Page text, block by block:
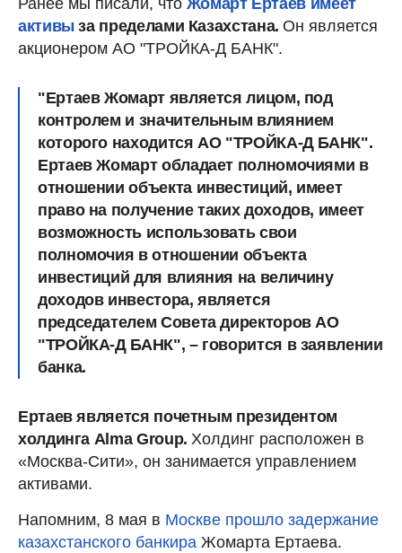
Ранее мы писали, что Жомарт Ертаев имеет
активыза пределами Казахстана.Он является
акционером АО "ТРОЙКА-Д БАНК".
"Ертаев Жомарт является лицом, под
контролем и значительным влиянием
которого находится АО "ТРОЙКА-Д БАНК".
Ертаев Жомарт обладает полномочиями в
отношении объекта инвестиций, имеет
право на получение таких доходов, имеет
возможность использовать свои
полномочия в отношении объекта
инвестиций для влияния на величину
доходов инвестора, является
председателем Совета директоров АО
"ТРОЙКА-Д БАНК", – говорится в заявлении
банка.
Ертаев является почетным президентом
холдинга Alma Group.Холдинг расположен в
«Москва-Сити», он занимается управлением
активами.
Напомним, 8 мая в Москве прошло задержание
казахстанского банкира Жомарта Ертаева.